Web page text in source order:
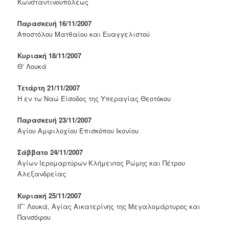
Παρασκευή 16/11/2007
Αποστόλου Ματθαίου και Ευαγγελιστού
Κυριακή 18/11/2007
Θ’ Λουκά
Τετάρτη 21/11/2007
Η εν τω Ναώ Είσοδος της Υπεραγίας Θεοτόκου
Παρασκευή 23/11/2007
Αγίου Αμφιλοχίου Επισκόπου Ικονίου
Σάββατο 24/11/2007
Αγίων Ιερομαρτύρων Κλήμεντος Ρώμης και Πέτρου
Αλεξανδρείας
Κυριακή 25/11/2007
ΙΓ’ Λουκά, Αγίας Αικατερίνης της Μεγαλομάρτυρος και
Πανσόφου